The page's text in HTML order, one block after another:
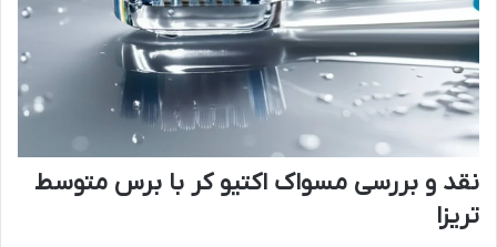
نقد و بررسی مسواک اکتیو کر با برس متوسط
تریزا